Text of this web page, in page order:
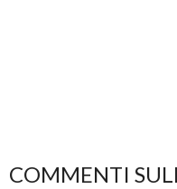
COMMENTI